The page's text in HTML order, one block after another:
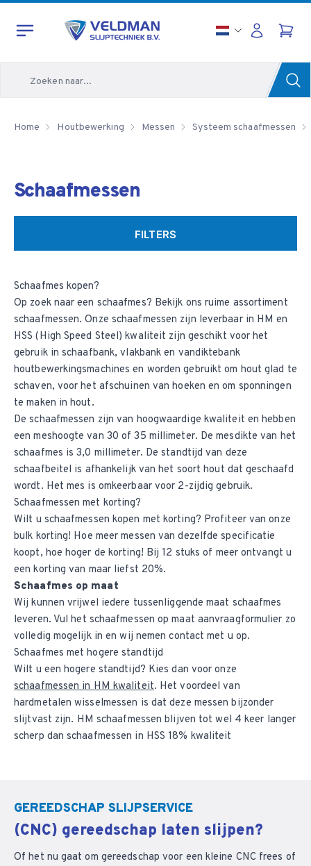
Home Houtbewerking Messen Systeem schaafmessen
Schaafmessen
FILTERS
Schaafmes kopen?
Op zoek naar een schaafmes? Bekijk ons ruime assortiment
schaafmessen. Onze schaafmessen zijn leverbaar in HM en
HSS (High Speed Steel) kwaliteit zijn geschikt voor het
gebruik in schaafbank, vlakbank en vandiktebank
houtbewerkingsmachines en worden gebruikt om hout glad te
schaven, voor het afschuinen van hoeken en om sponningen
te maken in hout.
De schaafmessen zijn van hoogwaardige kwaliteit en hebben
een meshoogte van 30 of 35 millimeter. De mesdikte van het
schaafmes is 3,0 millimeter. De standtijd van deze
schaafbeitel is afhankelijk van het soort hout dat geschaafd
wordt. Het mes is omkeerbaar voor 2-zijdig gebruik.
Schaafmessen met korting?
Wilt u schaafmessen kopen met korting? Profiteer van onze
bulk korting! Hoe meer messen van dezelfde specificatie
koopt, hoe hoger de korting! Bij 12 stuks of meer ontvangt u
een korting van maar liefst 20%.
Schaafmes op maat
Wij kunnen vrijwel iedere tussenliggende maat schaafmes
leveren. Vulhet schaafmessen op maat aanvraagformulier zo
volledig mogelijk in en wij nemen contact met u op.
Schaafmes met hogere standtijd
Wilt u een hogere standtijd? Kies dan voor onze
schaafmessen in HM kwaliteit. Het voordeel van
hardmetalen wisselmessen is dat deze messen bijzonder
slijtvast zijn. HM schaafmessen blijven tot wel 4 keer langer
scherp dan schaafmessen in HSS 18% kwaliteit
GEREEDSCHAP SLIJPSERVICE
(CNC) gereedschap laten slijpen?
Of het nu gaat om gereedschap voor een kleine CNC frees of